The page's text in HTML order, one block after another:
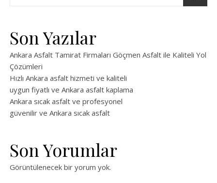
Son Yazılar
Ankara Asfalt Tamirat Firmaları Göçmen Asfalt ile Kaliteli Yol
Çözümleri
Hızlı Ankara asfalt hizmeti ve kaliteli
uygun fiyatlı ve Ankara asfalt kaplama
Ankara sıcak asfalt ve profesyonel
güvenilir ve Ankara sıcak asfalt
Son Yorumlar
Görüntülenecek bir yorum yok.